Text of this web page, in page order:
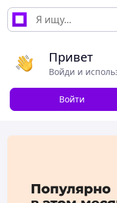
Привет
Войди и
Войти